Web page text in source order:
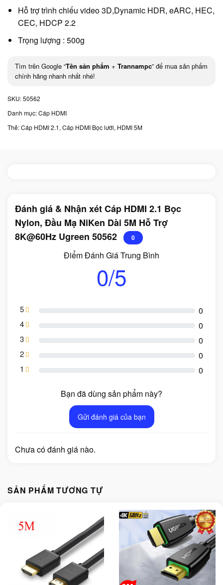
Hỗ trợ trình chiếu video 3D,Dynamic HDR, eARC, HEC,
CEC, HDCP 2.2
Trọng lượng : 500g
Tìm trên Google “Tên sản phẩm + Trannampc” để mua sản phẩm
chính hãng nhanh nhất nhé!
SKU:50562
Danh mục:Cáp HDMI
Thẻ:Cáp HDMI 2.1, Cáp HDMI Bọc lưới, HDMI 5M
Đánh giá & Nhận xét Cáp HDMI 2.1 Bọc
Nylon, Đầu Mạ NiKen Dài 5M Hỗ Trợ
8K@60Hz Ugreen 50562
0
Điểm Đánh Giá Trung Bình
0/5
5 0
4 0
3 0
2 0
1 0
Bạn đã dùng sản phẩm này?
Gửi đánh giá của bạn
Chưa có đánh giá nào.
SẢN PHẨM TƯƠNG TỰ